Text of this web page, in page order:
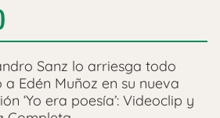
Sanz lo arriesga todo
a Edén Muñoz en su nueva
‘Yo era poesía’: Videoclip y